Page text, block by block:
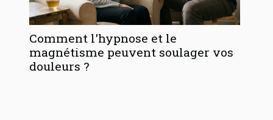
Comment l'hypnose et le
magnétisme peuvent soulager vos
douleurs ?